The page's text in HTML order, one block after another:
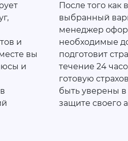
и
вы
и
После того как
выбранный
менеджер
необходимые
подготовит
течение 24
готовую
быть уверены
защите своего